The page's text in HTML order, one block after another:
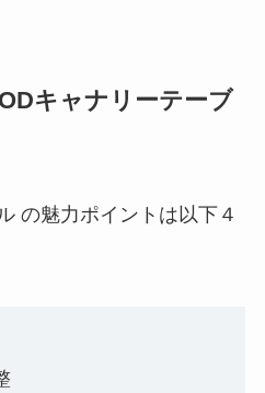
キャナリーテーブ
の魅力ポイントは以下４